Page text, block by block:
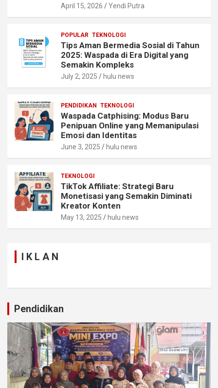
April 15, 2026 Yendi Putra
POPULAR TEKNOLOGI
Tips Aman Bermedia Sosial di Tahun
2025: Waspada di Era Digital yang
Semakin Kompleks
July 2, 2025 hulu news
PENDIDIKAN TEKNOLOGI
Waspada Catphising: Modus Baru
Penipuan Online yang Memanipulasi
Emosi dan Identitas
June 3, 2025 hulu news
TEKNOLOGI
TikTok Affiliate: Strategi Baru
Monetisasi yang Semakin Diminati
Kreator Konten
May 13, 2025 hulu news
I K L A N
Pendidikan